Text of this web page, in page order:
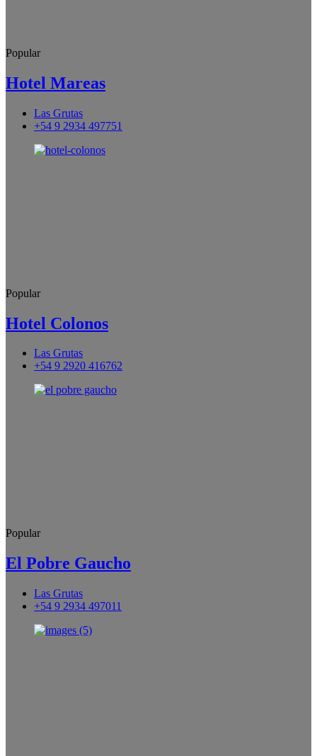
Popular
Hotel Mareas
Las Grutas
+54 9 2934 497751
Popular
Hotel Colonos
Las Grutas
+54 9 2920 416762
Popular
El Pobre Gaucho
Las Grutas
+54 9 2934 497011